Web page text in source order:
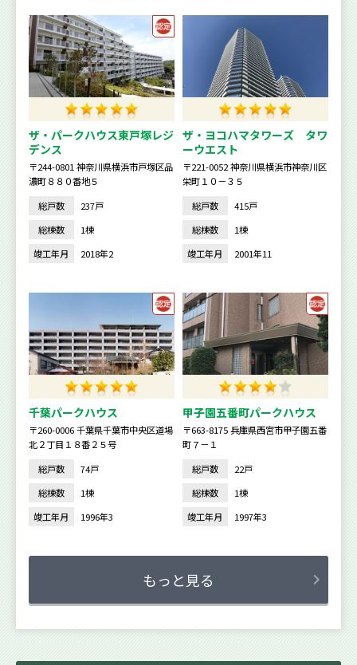
ザ・パークハウス東戸塚レジ
デンス
〒244-0801 神奈川県横浜市戸塚区品
濃町８８０番地５
総戸数
237戸
総棟数
1棟
竣工年月
2018年2
ザ・ヨコハマタワーズ タワ
ーウエスト
〒221-0052 神奈川県横浜市神奈川区
栄町１０－３５
総戸数
415戸
総棟数
1棟
竣工年月
2001年11
千葉パークハウス
〒260-0006 千葉県千葉市中央区道場
北２丁目１８番２５号
総戸数
74戸
総棟数
1棟
竣工年月
1996年3
甲子園五番町パークハウス
〒663-8175 兵庫県西宮市甲子園五番
町７－１
総戸数
22戸
総棟数
1棟
竣工年月
1997年3
もっと見る